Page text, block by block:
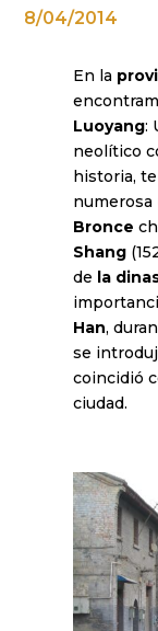
8/04/2014
En la
Luoyang:
neolítico
historia,
numerosa
Bronce
Shang
de la
Han,
se
coincidió
ciudad.